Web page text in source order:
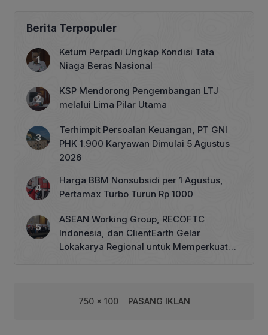
Berita Terpopuler
Ketum Perpadi Ungkap Kondisi Tata
Niaga Beras Nasional
KSP Mendorong Pengembangan LTJ
melalui Lima Pilar Utama
Terhimpit Persoalan Keuangan, PT GNI
PHK 1.900 Karyawan Dimulai 5 Agustus
2026
Harga BBM Nonsubsidi per 1 Agustus,
Pertamax Turbo Turun Rp 1000
ASEAN Working Group, RECOFTC
Indonesia, dan ClientEarth Gelar
Lokakarya Regional untuk Memperkuat
750 x 100 PASANG IKLAN